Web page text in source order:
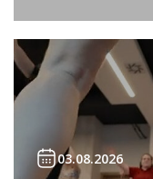
03.08.2026